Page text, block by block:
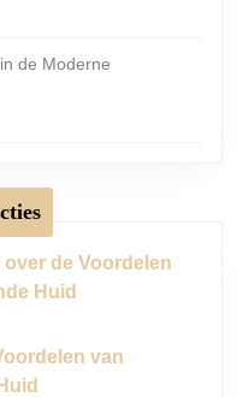
de Moderne
over de Voordelen
Huid
van